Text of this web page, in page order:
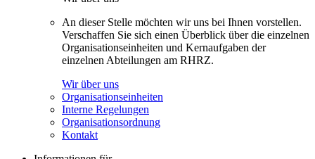
An dieser Stelle möchten wir uns bei Ihnen vorstellen.
Verschaffen Sie sich einen Überblick über die einzelnen
Organisationseinheiten und Kernaufgaben der
einzelnen Abteilungen am RHRZ.
Wir über uns
Organisationseinheiten
Interne Regelungen
Organisationsordnung
Kontakt